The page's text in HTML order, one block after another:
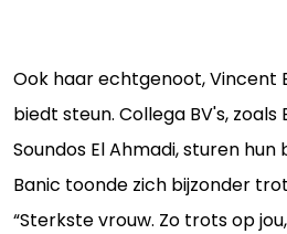
Ook haar echtgenoot, Vincent
biedt steun. Collega BV's, zoals
Soundos El Ahmadi, sturen
Banic toonde zich bijzonder
“Sterkste vrouw. Zo trots op